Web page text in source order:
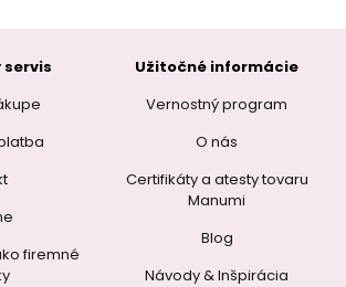
servis
firemné
Užitočné informácie
Vernostný program
O nás
Certifikáty a atesty tovaru
Manumi
Blog
Návody & Inšpirácia